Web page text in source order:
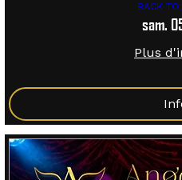
BACK TO
sam.
Plus